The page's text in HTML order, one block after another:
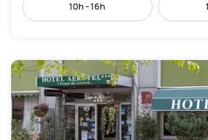
10h - 16h